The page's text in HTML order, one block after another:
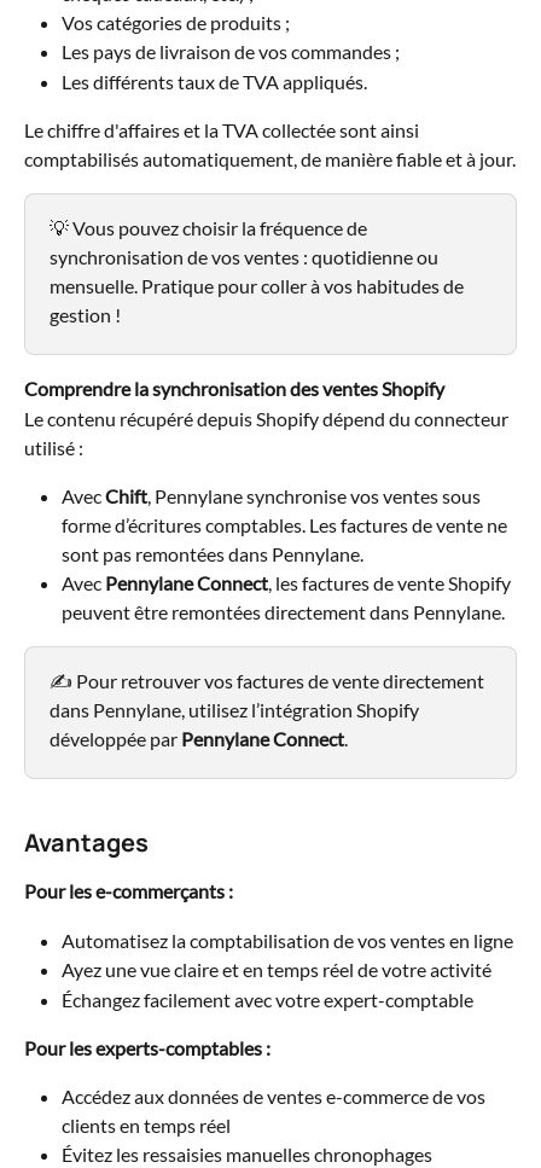
Vos catégories de produits ;
Les pays de livraison de vos commandes ;
Les différents taux de TVA appliqués.
Le chiffre d'affaires et la TVA collectée sont ainsi
comptabilisés automatiquement, de manière fiable et à jour.
💡 Vous pouvez choisir la fréquence de
synchronisation de vos ventes : quotidienne ou
mensuelle. Pratique pour coller à vos habitudes de
gestion !
Comprendre la synchronisation des ventes Shopify
Le contenu récupéré depuis Shopify dépend du connecteur
utilisé :
Avec Chift , Pennylane synchronise vos ventes sous
forme d’écritures comptables. Les factures de vente ne
sont pas remontées dans Pennylane.
Avec Pennylane Connect , les factures de vente Shopify
peuvent être remontées directement dans Pennylane.
✍️ Pour retrouver vos factures de vente directement
dans Pennylane, utilisez l’intégration Shopify
développée par Pennylane Connect
Avantages
Pour les e-commerçants :
Automatisez la comptabilisation de vos ventes en ligne
Ayez une vue claire et en temps réel de votre activité
Échangez facilement avec votre expert-comptable
Pour les experts-comptables :
Accédez aux données de ventes e-commerce de vos
clients en temps réel
Évitez les ressaisies manuelles chronophages